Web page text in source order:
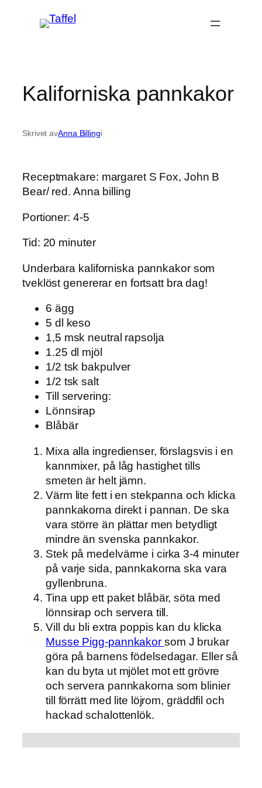
Kaliforniska pannkakor
Skrivet avAnna Billingi
Receptmakare: margaret S Fox, John B
Bear/ red. Anna billing
Portioner: 4-5
Tid: 20 minuter
Underbara kaliforniska pannkakor som
tveklöst genererar en fortsatt bra dag!
6 ägg
5 dl keso
1,5 msk neutral rapsolja
1.25 dl mjöl
1/2 tsk bakpulver
1/2 tsk salt
Till servering:
Lönnsirap
Blåbär
Mixa alla ingredienser, förslagsvis i en
kannmixer, på låg hastighet tills
smeten är helt jämn.
Värm lite fett i en stekpanna och klicka
pannkakorna direkt i pannan. De ska
vara större än plättar men betydligt
mindre än svenska pannkakor.
Stek på medelvärme i cirka 3-4 minuter
på varje sida, pannkakorna ska vara
gyllenbruna.
Tina upp ett paket blåbär, söta med
lönnsirap och servera till.
Vill du bli extra poppis kan du klicka
Musse Pigg-pannkakor som J brukar
göra på barnens födelsedagar. Eller så
kan du byta ut mjölet mot ett grövre
och servera pannkakorna som blinier
till förrätt med lite löjrom, gräddfil och
hackad schalottenlök.